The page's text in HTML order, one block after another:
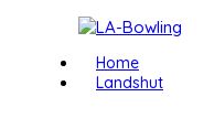
Home
Landshut